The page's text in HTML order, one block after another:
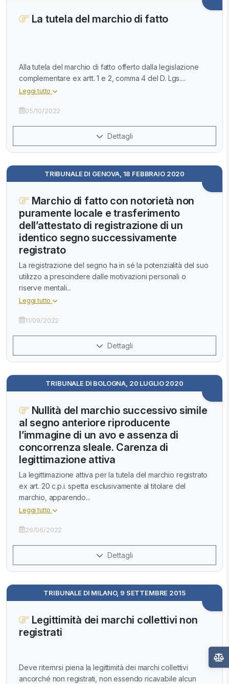
La tutela del marchio di fatto
Alla tutela del marchio di fatto offerto dalla legislazione
complementare ex artt. 1 e 2, comma 4 del D. Lgs....
Leggi tutto
05/10/2022
Dettagli
TRIBUNALE DI GENOVA, 18 FEBBRAIO 2020
Marchio di fatto con notorietà non
puramente locale e trasferimento
dell’attestato di registrazione di un
identico segno successivamente
registrato
La registrazione del segno ha in sé la potenzialità del suo
utilizzo a prescindere dalle motivazioni personali o
riserve mentali...
Leggi tutto
11/09/2022
Dettagli
TRIBUNALE DI BOLOGNA, 20 LUGLIO 2020
Nullità del marchio successivo simile
al segno anteriore riproducente
l’immagine di un avo e assenza di
concorrenza sleale. Carenza di
legittimazione attiva
La legittimazione attiva per la tutela del marchio registrato
ex art. 20 c.p.i. spetta esclusivamente al titolare del
marchio, apparendo...
Leggi tutto
26/06/2022
Dettagli
TRIBUNALE DI MILANO, 9 SETTEMBRE 2015
Legittimità dei marchi collettivi non
registrati
Deve riternrsi piena la legittimità dei marchi collettivi
ancorché non registrati, non essendo ricavabile alcun